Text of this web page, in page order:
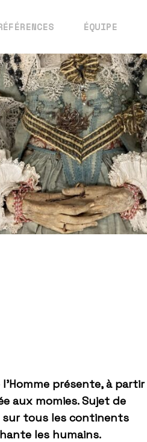
ÉQUIPE
présente, à partir
aux momies. Sujet de
sur tous les continents
les humains.